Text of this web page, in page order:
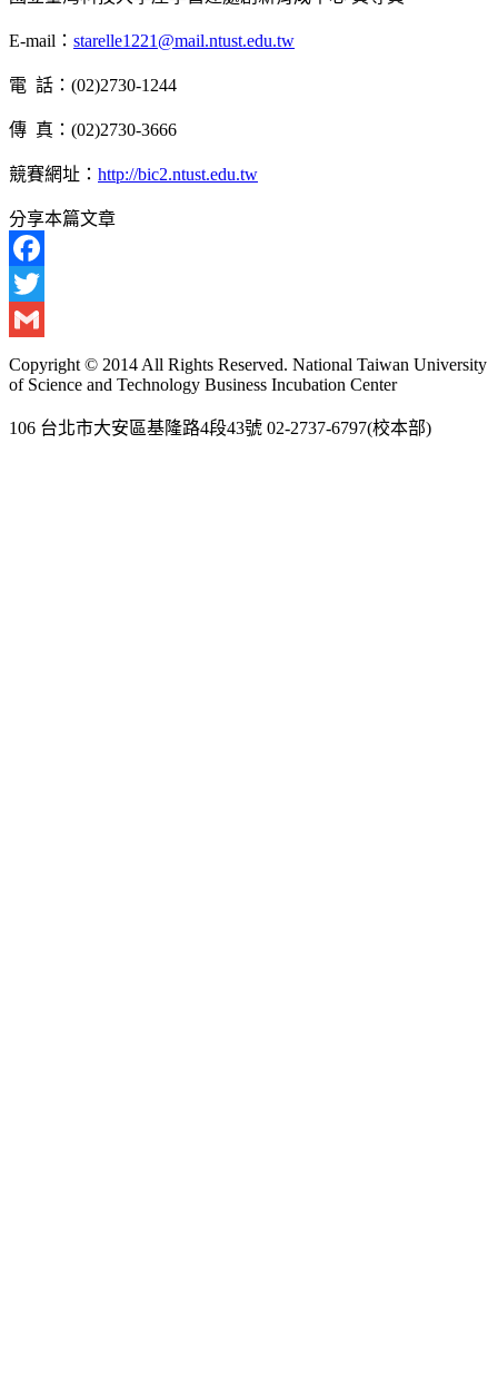
E-mail： starelle1221@mail.ntust.edu.tw
電 話：(02)2730-1244
傳 真：(02)2730-3666
競賽網址： http://bic2.ntust.edu.tw
分享本篇文章
Facebook
Twitter
Gmail
Copyright © 2014 All Rights Reserved. National Taiwan University
of Science and Technology Business Incubation Center
106 台北市大安區基隆路4段43號 02-2737-6797(校本部)